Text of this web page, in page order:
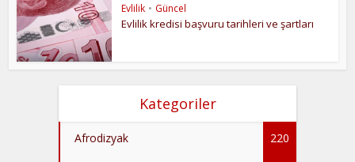
Evlilik • Güncel
Evlilik kredisi başvuru tarihleri ve şartları
Kategoriler
Afrodizyak 220